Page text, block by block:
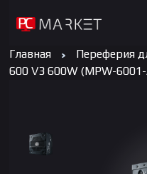
Главная Переферия
600 V3 600W (MPW-